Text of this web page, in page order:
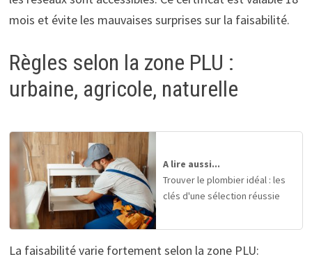
mois et évite les mauvaises surprises sur la faisabilité.
Règles selon la zone PLU :
urbaine, agricole, naturelle
A lire aussi...
Trouver le plombier idéal : les
clés d'une sélection réussie
La faisabilité varie fortement selon la zone PLU: